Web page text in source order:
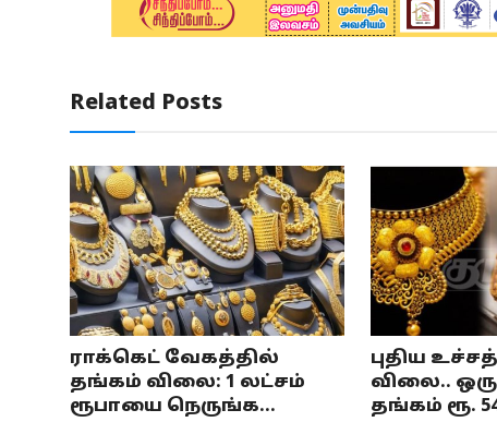
Related Posts
ராக்கெட் வேகத்தில்
தங்கம் விலை: 1 லட்சம்
ரூபாயை நெருங்க...
புதிய
விலை..
தங்கம் ரூ.